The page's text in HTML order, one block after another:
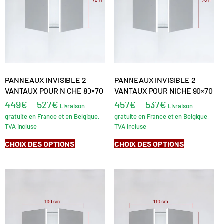
PANNEAUX INVISIBLE 2
VANTAUX POUR NICHE 80×70
449€ – 527€ Livraison
gratuite en France et en Belgique,
TVA incluse
CHOIX DES OPTIONS
PANNEAUX INVISIBLE 2
VANTAUX POUR NICHE 90×70
457€ – 537€ Livraison
gratuite en France et en Belgique,
TVA incluse
CHOIX DES OPTIONS